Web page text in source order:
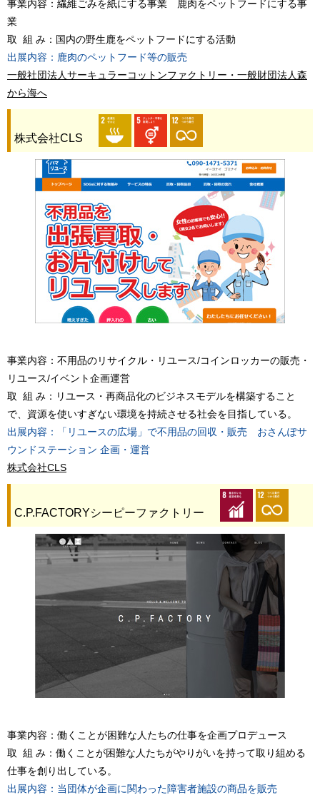
事業内容：繊維ごみを紙にする事業 鹿肉をペットフードにする事
業
取 組 み：国内の野生鹿をペットフードにする活動
出展内容：鹿肉のペットフード等の販売
一般社団法人サーキュラーコットンファクトリー・一般財団法人森
から海へ
株式会社CLS
事業内容：不用品のリサイクル・リユース/コインロッカーの販売・
リユース/イベント企画運営
取 組 み：リユース・再商品化のビジネスモデルを構築すること
で、資源を使いすぎない環境を持続させる社会を目指している。
出展内容：「リユースの広場」で不用品の回収・販売 おさんぽサ
ウンドステーション 企画・運営
株式会社CLS
C.P.FACTORYシーピーファクトリー
事業内容：働くことが困難な人たちの仕事を企画プロデュース
取 組 み：働くことが困難な人たちがやりがいを持って取り組める
仕事を創り出している。
出展内容：当団体が企画に関わった障害者施設の商品を販売